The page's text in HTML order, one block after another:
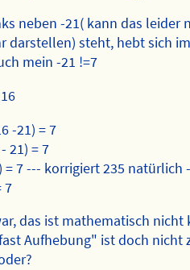
neben -21( kann das leider
darstellen) steht, hebt sich
mein -21 !=7
-21) = 7
21) = 7
= 7 --- korrigiert 235 natürlich
7
das ist mathematisch nicht
Aufhebung" ist doch nicht